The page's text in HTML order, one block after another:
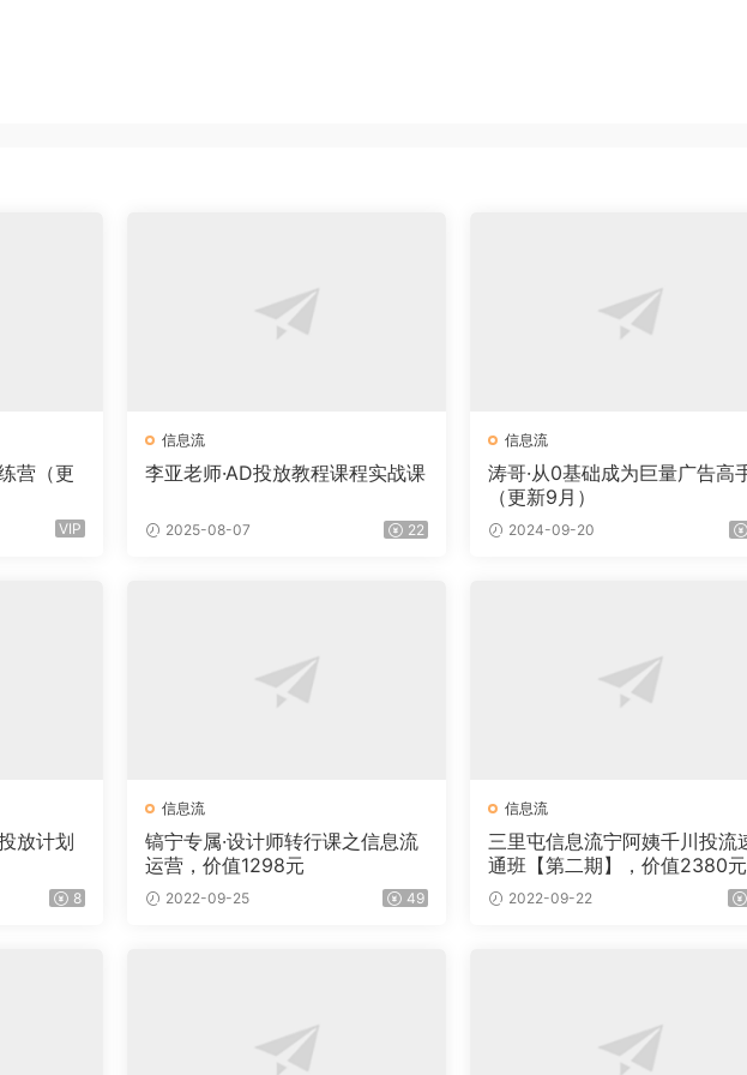
营（更
VIP
信息流
李亚老师·AD投放教程课程实战课
2025-08-07 22
信息流
涛哥·从0基础成为巨量广告高
（更新9月）
2024-09-20
放计划
8
信息流
镐宁专属·设计师转行课之信息流
运营，价值1298元
2022-09-25 49
信息流
三里屯信息流宁阿姨千川投流
通班【第二期】，价值2380元
2022-09-22